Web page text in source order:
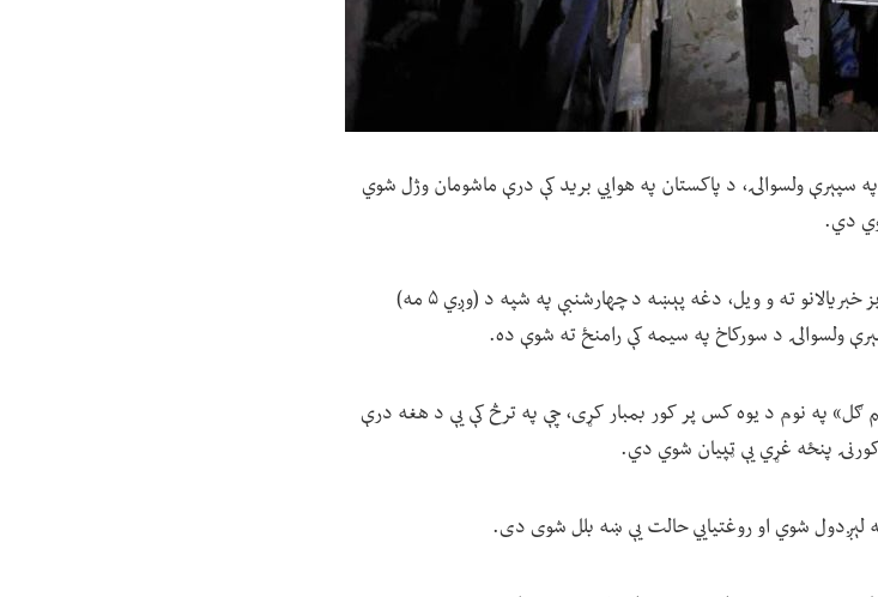
ولسوالۍ، د پاکستان په هوايي برید کې درې ماشومان وژل شوي
دي.
: خوست کې د طالبانو د والي ویاند مستغفر ګربز خبریالانو ته و ویل، دغه پېښه د چهارشنبې په شپه د (وږي ۵ مه)
ګل» په نوم د یوه کس پر کور بمبار کړی، چې په ترڅ کې یې د هغه درې
پنځه غړي یې ټپیان شوي دي.
لېږدول شوي او روغتیايي حالت یې ښه بلل شوی دی.